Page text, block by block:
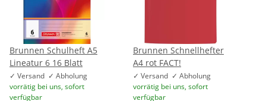
Brunnen Schulheft A5
Lineatur 6 16 Blatt
✓ Versand ✓ Abholung
vorrätig bei uns, sofort
verfügbar
Brunnen Schnellhefter
A4 rot FACT!
✓ Versand ✓ Abholung
vorrätig bei uns, sofort
verfügbar